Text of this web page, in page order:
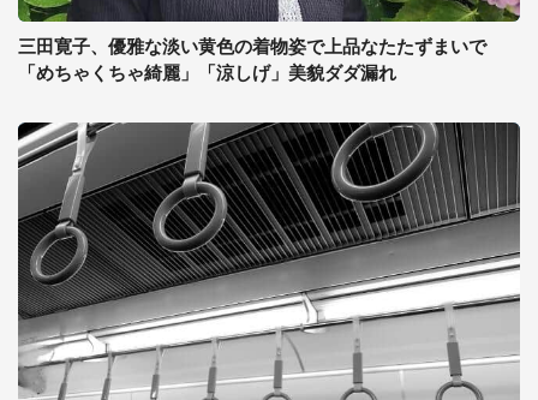
三田寛子、優雅な淡い黄色の着物姿で上品なたたずまいで
「めちゃくちゃ綺麗」「涼しげ」美貌ダダ漏れ